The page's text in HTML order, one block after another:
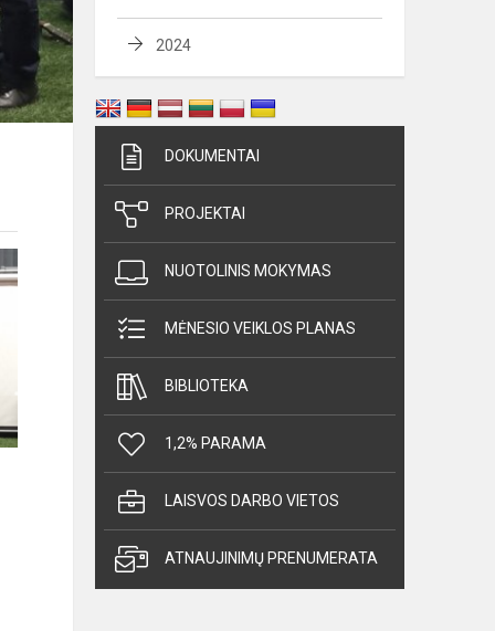
2024
DOKUMENTAI
PROJEKTAI
NUOTOLINIS MOKYMAS
MĖNESIO VEIKLOS PLANAS
BIBLIOTEKA
1,2% PARAMA
LAISVOS DARBO VIETOS
ATNAUJINIMŲ PRENUMERATA